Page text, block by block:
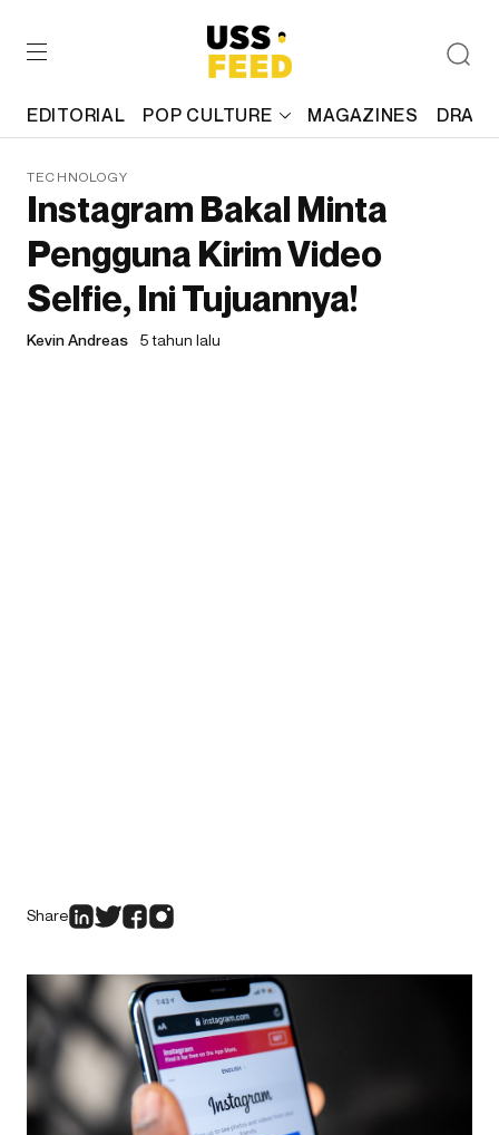
EDITORIAL POP CULTURE MAGAZINES
TECHNOLOGY
Instagram Bakal Minta
Pengguna Kirim Video
Selfie, Ini Tujuannya!
Kevin Andreas 5 tahun lalu
Share